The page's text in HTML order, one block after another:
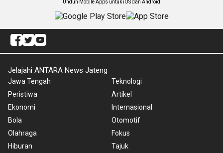
Unduh Mobile Apps untuk iOS dan Android
Jelajahi ANTARA News Jateng
Jawa Tengah
Peristiwa
Ekonomi
Bola
Olahraga
Hiburan
Teknologi
Artikel
Internasional
Otomotif
Fokus
Tajuk